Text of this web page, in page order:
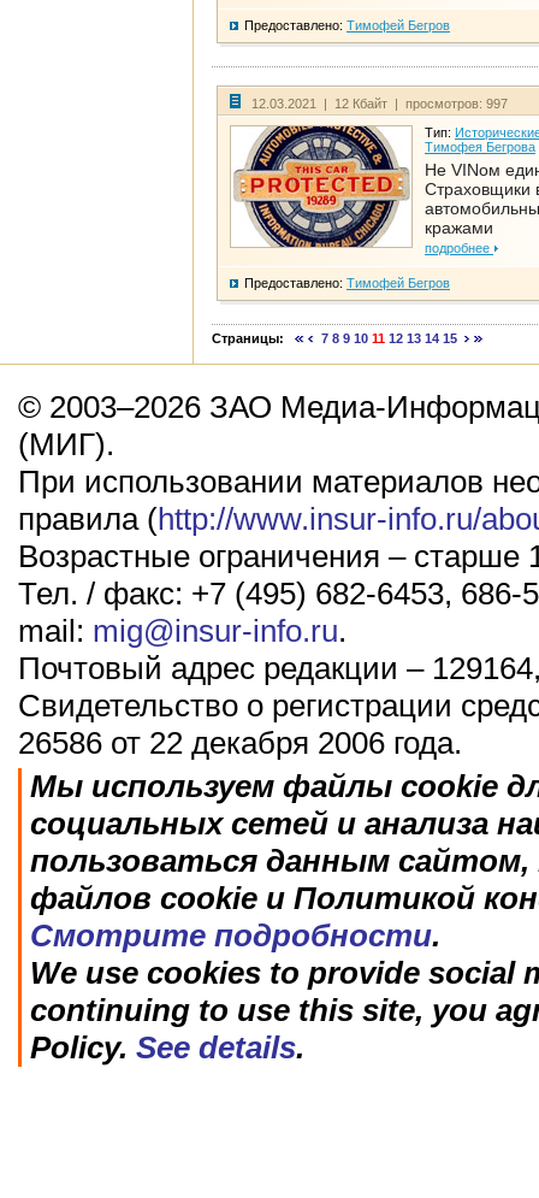
Предоставлено: Тимофей Бегров
12.03.2021 | 12 Кбайт | просмотров: 997
Тип:
Тимофея Бегрова
Не VINом
Страховщики
кражами
подробнее
Предоставлено: Тимофей Бегров
Страницы: 7 8 9 10 11 12 13 14 15
© 2003–2026 ЗАО Медиа-
(МИГ).
При использовании материалов
правила (http://www.insur-info.ru/
Возрастные ограничения – старше
Тел. / факс: +7 (495) 682-6453, 686-
mail: mig@insur-info.ru.
Почтовый адрес редакции –
Свидетельство о регистрации
26586 от 22 декабря 2006 года.
Мы используем файлы cookie
социальных сетей и анализа
пользоваться данным
файлов cookie и Политикой
Смотрите подробности.
We use cookies to provide social
continuing to use this site, you
Policy. See details.